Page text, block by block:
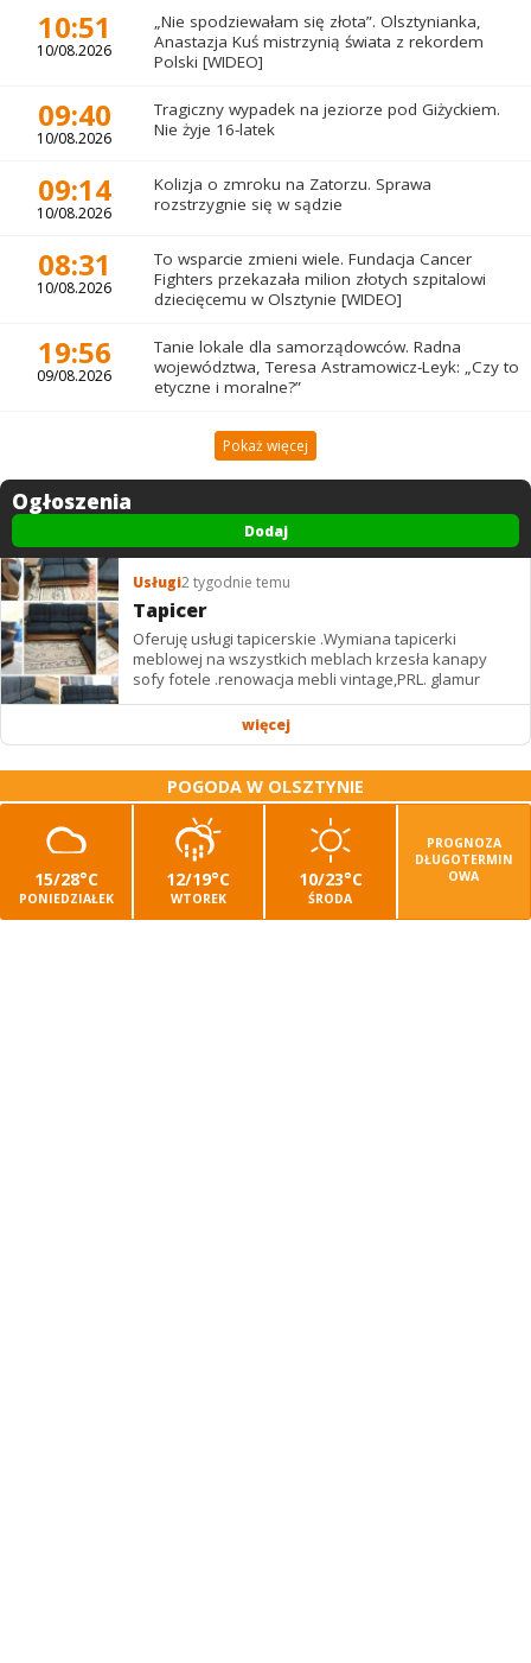
10:51
10/08.2026
„Nie spodziewałam się złota”. Olsztynianka,
Anastazja Kuś mistrzynią świata z rekordem
Polski [WIDEO]
09:40
10/08.2026
Tragiczny wypadek na jeziorze pod Giżyckiem.
Nie żyje 16-latek
09:14
10/08.2026
Kolizja o zmroku na Zatorzu. Sprawa
rozstrzygnie się w sądzie
08:31
10/08.2026
To wsparcie zmieni wiele. Fundacja Cancer
Fighters przekazała milion złotych szpitalowi
dziecięcemu w Olsztynie [WIDEO]
19:56
09/08.2026
Tanie lokale dla samorządowców. Radna
województwa, Teresa Astramowicz-Leyk: „Czy to
etyczne i moralne?”
Pokaż więcej
Ogłoszenia
Dodaj
Usługi2 tygodnie temu
Tapicer
Oferuję usługi tapicerskie .Wymiana tapicerki
meblowej na wszystkich meblach krzesła kanapy
sofy fotele .renowacja mebli vintage,PRL. glamur
więcej
POGODA W OLSZTYNIE
15/28°C
PONIEDZIAŁEK
12/19°C
WTOREK
10/23°C
ŚRODA
PROGNOZA
DŁUGOTERMIN
OWA